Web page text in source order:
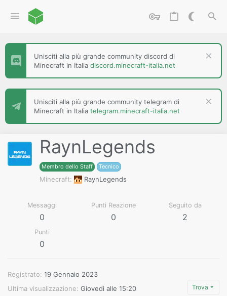
Unisciti alla più grande community discord di
Minecraft in Italia discord.minecraft-italia.net
Unisciti alla più grande community telegram di
Minecraft in Italia telegram.minecraft-italia.net
RaynLegends
Membro dello Staff Tecnico
Minecraft RaynLegends
Messaggi
0
Punti Reazione
0
Seguito da
2
Punti
0
Registrato 19 Gennaio 2023
Ultima visualizzazione Giovedì alle 15:20 Trova